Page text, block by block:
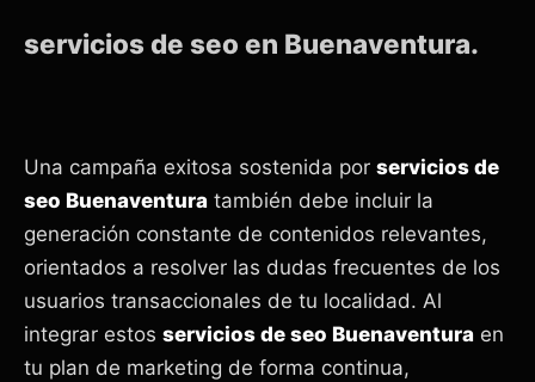
servicios de seo en Buenaventura.
Una campaña exitosa sostenida por servicios de
seo Buenaventura también debe incluir la
generación constante de contenidos relevantes,
orientados a resolver las dudas frecuentes de los
usuarios transaccionales de tu localidad. Al
integrar estos servicios de seo Buenaventura en
tu plan de marketing de forma continua,